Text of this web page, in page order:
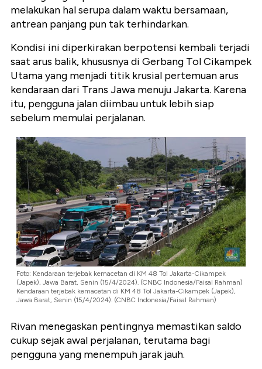
melakukan hal serupa dalam waktu bersamaan,
antrean panjang pun tak terhindarkan.
Kondisi ini diperkirakan berpotensi kembali terjadi
saat arus balik, khususnya di Gerbang Tol Cikampek
Utama yang menjadi titik krusial pertemuan arus
kendaraan dari Trans Jawa menuju Jakarta. Karena
itu, pengguna jalan diimbau untuk lebih siap
sebelum memulai perjalanan.
Foto: Kendaraan terjebak kemacetan di KM 48 Tol Jakarta-Cikampek
(Japek), Jawa Barat, Senin (15/4/2024). (CNBC Indonesia/Faisal Rahman)
Kendaraan terjebak kemacetan di KM 48 Tol Jakarta-Cikampek (Japek),
Jawa Barat, Senin (15/4/2024). (CNBC Indonesia/Faisal Rahman)
Rivan menegaskan pentingnya memastikan saldo
cukup sejak awal perjalanan, terutama bagi
pengguna yang menempuh jarak jauh.